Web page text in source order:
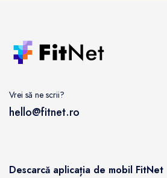
Vrei să ne scrii?
hello@fitnet.ro
Descarcă aplicația de mobil FitNet